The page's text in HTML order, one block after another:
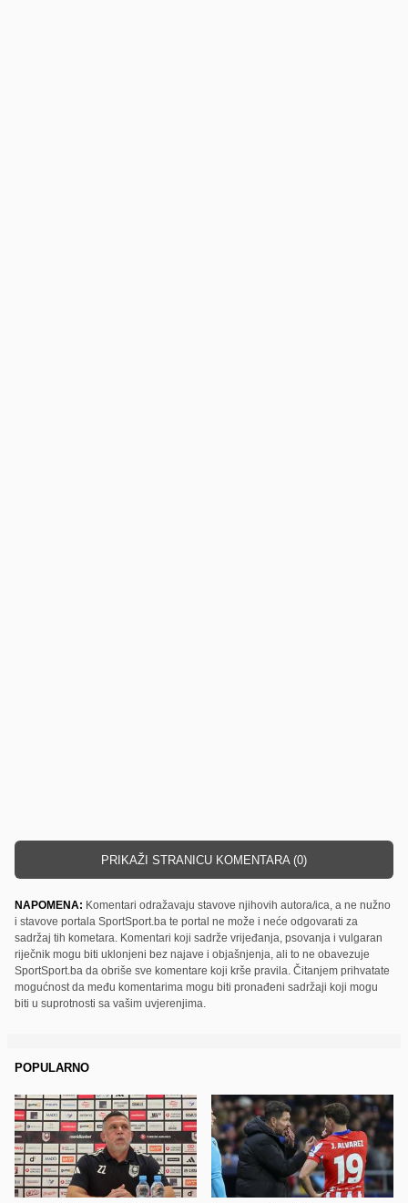
PRIKAŽI STRANICU KOMENTARA (0)
NAPOMENA: Komentari odražavaju stavove njihovih autora/ica, a ne nužno
i stavove portala SportSport.ba te portal ne može i neće odgovarati za
sadržaj tih kometara. Komentari koji sadrže vrijeđanja, psovanja i vulgaran
riječnik mogu biti uklonjeni bez najave i objašnjenja, ali to ne obavezuje
SportSport.ba da obriše sve komentare koji krše pravila. Čitanjem prihvatate
mogućnost da među komentarima mogu biti pronađeni sadržaji koji mogu
biti u suprotnosti sa vašim uvjerenjima.
POPULARNO